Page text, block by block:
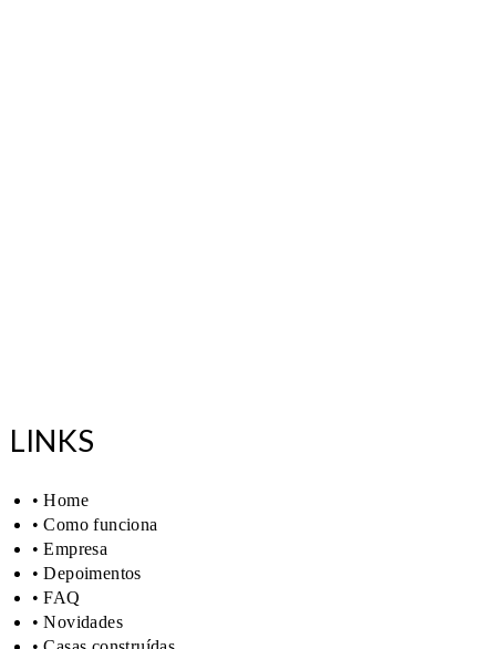
LINKS
• Home
• Como funciona
• Empresa
• Depoimentos
• FAQ
• Novidades